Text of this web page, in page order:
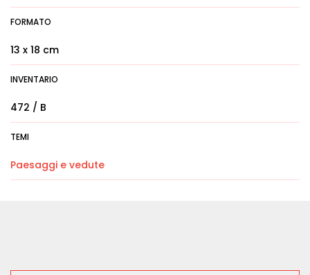
FORMATO
13 x 18 cm
INVENTARIO
472 / B
TEMI
Paesaggi e vedute